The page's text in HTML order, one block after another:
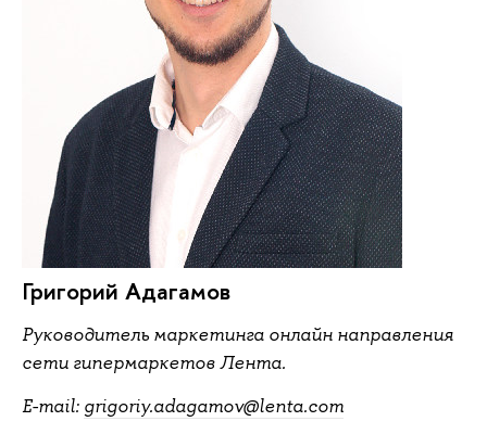
Григорий Адагамов
Руководитель маркетинга онлайн направления
сети гипермаркетов Лента.
E-mail: grigoriy.adagamov@lenta.com